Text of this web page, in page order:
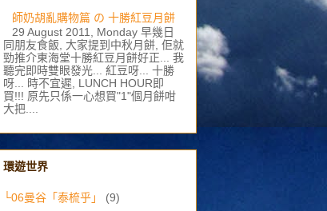
師奶胡亂購物篇 の 十勝紅豆月餅
29 August 2011, Monday 早幾日
同朋友食飯, 大家提到中秋月餅, 佢就
勁推介東海堂十勝紅豆月餅好正... 我
聽完即時雙眼發光... 紅豆呀... 十勝
呀... 時不宜遲, LUNCH HOUR即
買!!! 原先只係一心想買"1"個月餅咁
大把....
環遊世界
└06曼谷「泰梳乎」
(9)